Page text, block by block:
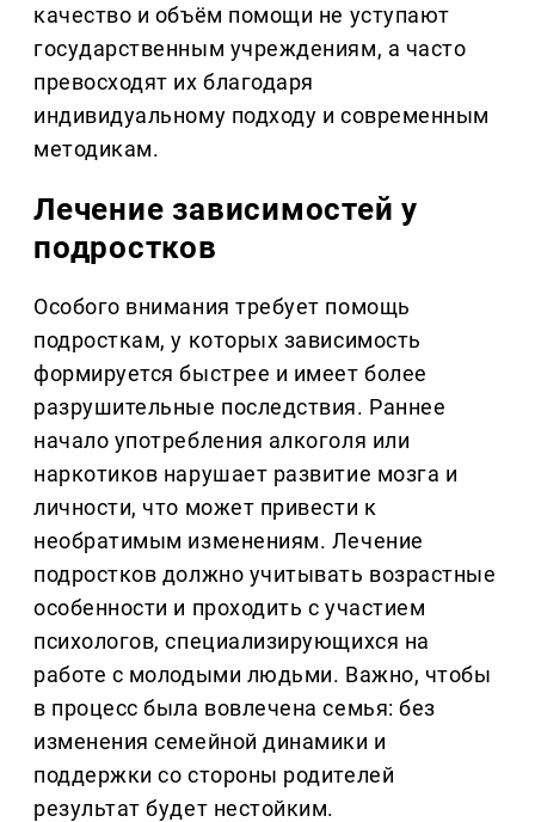
качество и объём помощи не уступают
государственным учреждениям, а часто
превосходят их благодаря
индивидуальному подходу и современным
методикам.
Лечение зависимостей у
подростков
Особого внимания требует помощь
подросткам, у которых зависимость
формируется быстрее и имеет более
разрушительные последствия. Раннее
начало употребления алкоголя или
наркотиков нарушает развитие мозга и
личности, что может привести к
необратимым изменениям. Лечение
подростков должно учитывать возрастные
особенности и проходить с участием
психологов, специализирующихся на
работе с молодыми людьми. Важно, чтобы
в процесс была вовлечена семья: без
изменения семейной динамики и
поддержки со стороны родителей
результат будет нестойким.